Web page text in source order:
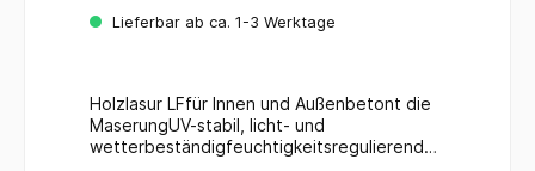
Lieferbar ab ca. 1-3 Werktage
Holzlasur LFfür Innen und Außenbetont die
MaserungUV-stabil, licht- und
wetterbeständigfeuchtigkeitsregulierendde